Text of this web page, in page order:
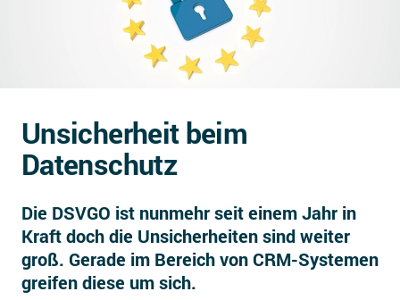
CRM Wissenszentrum
Was ist CRM?
Offene Stellen bei CRM-Lieferanten
Über uns
DSGVO/GDPR
Impressum
Unsicherheit beim
Datenschutz
Die DSVGO ist nunmehr seit einem Jahr in
Kraft doch die Unsicherheiten sind weiter
groß. Gerade im Bereich von CRM-Systemen
greifen diese um sich.